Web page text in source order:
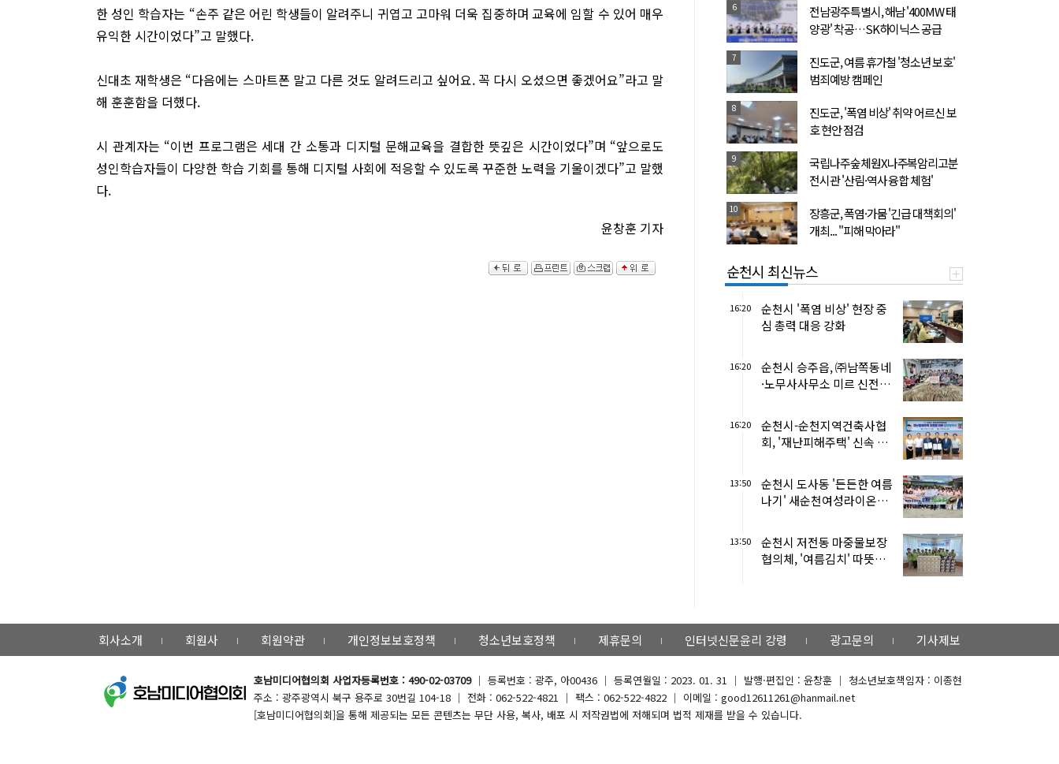
한 성인 학습자는 “손주 같은 어린 학생들이 알려주니 귀엽고 고마워 더욱 집중하며 교육에 임할 수 있어 매우
유익한 시간이었다”고 말했다.
신대초 재학생은 “다음에는 스마트폰 말고 다른 것도 알려드리고 싶어요. 꼭 다시 오셨으면 좋겠어요”라고 말
해 훈훈함을 더했다.
시 관계자는 “이번 프로그램은 세대 간 소통과 디지털 문해교육을 결합한 뜻깊은 시간이었다”며 “앞으로도
성인학습자들이 다양한 학습 기회를 통해 디지털 사회에 적응할 수 있도록 꾸준한 노력을 기울이겠다”고 말했
다.
윤창훈 기자
6
전남광주특별시, 해남 '400MW 태
양광' 착공…SK하이닉스 공급
7
진도군, 여름 휴가철 '청소년 보호'
범죄예방 캠페인
8
진도군, '폭염 비상' 취약 어르신 보
호 현안 점검
9
국립나주숲체원X나주복암리고분
전시관 '산림·역사 융합 체험'
10
장흥군, 폭염·가뭄 '긴급 대책회의'
개최... "피해 막아라"
순천시 최신뉴스
16:20
순천시 '폭염 비상' 현장 중
심 총력 대응 강화
16:20
순천시 승주읍, ㈜남쪽동네
·노무사사무소 미르 신전경
16:20
순천시-순천지역건축사협
회, '재난피해주택' 신속 지
13:50
순천시 도사동 '든든한 여름
나기' 새순천여성라이온스
13:50
순천시 저전동 마중물보장
협의체, '여름김치' 따뜻한
회사소개 회원사 회원약관 개인정보보호정책 청소년보호정책 제휴문의 인터넷신문윤리 강령 광고문의 기사제보
호남미디어협의회 사업자등록번호 : 490-02-03709｜ 등록번호 : 광주, 아00436 ｜ 등록연월일 : 2023. 01. 31 ｜ 발행·편집인 : 윤창훈 ｜ 청소년보호책임자 : 이종현
주소 : 광주광역시 북구 용주로 30번길 104-18 ｜ 전화 : 062-522-4821 ｜ 팩스 : 062-522-4822 ｜ 이메일 : good12611261@hanmail.net
[호남미디어협의회]을 통해 제공되는 모든 콘텐츠는 무단 사용, 복사, 배포 시 저작권법에 저해되며 법적 제재를 받을 수 있습니다.